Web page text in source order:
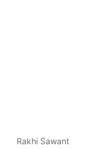
Rakhi Sawant